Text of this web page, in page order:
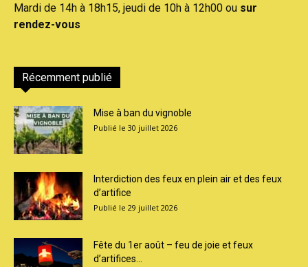
Mardi de 14h à 18h15, jeudi de 10h à 12h00 ou sur
rendez-vous
Récemment publié
Mise à ban du vignoble
30 juillet 2026
Interdiction des feux en plein air et des feux
d’artifice
29 juillet 2026
Fête du 1er août – feu de joie et feux
d’artifices...